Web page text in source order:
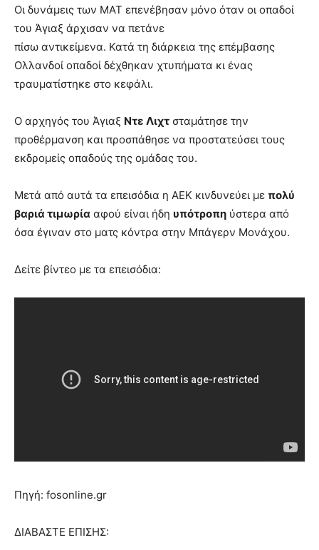
Οι δυνάμεις των ΜΑΤ επενέβησαν μόνο όταν οι οπαδοί
του Άγιαξ άρχισαν να πετάνε
πίσω αντικείμενα. Κατά τη διάρκεια της επέμβασης
Ολλανδοί οπαδοί δέχθηκαν χτυπήματα κι ένας
τραυματίστηκε στο κεφάλι.
Ο αρχηγός του Άγιαξ Ντε Λιχτ σταμάτησε την
προθέρμανση και προσπάθησε να προστατεύσει τους
εκδρομείς οπαδούς της ομάδας του.
Μετά από αυτά τα επεισόδια η ΑΕΚ κινδυνεύει με πολύ
βαριά τιμωρία αφού είναι ήδη υπότροπη ύστερα από
όσα έγιναν στο ματς κόντρα στην Μπάγερν Μονάχου.
Δείτε βίντεο με τα επεισόδια:
Πηγή: fosonline.gr
ΔΙΑΒΑΣΤΕ ΕΠΙΣΗΣ: